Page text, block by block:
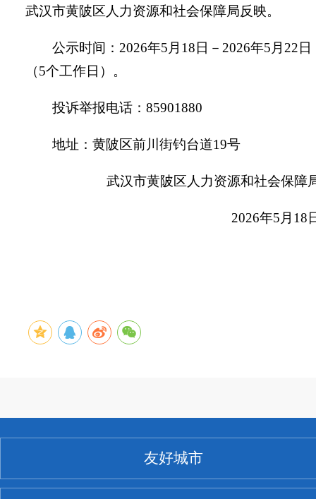
武汉市黄陂区人力资源和社会保障局反映。
公示时间：2026年5月18日－2026年5月22日
（5个工作日）。
投诉举报电话：85901880
地址：黄陂区前川街钓台道19号
武汉市黄陂区人力资源和社会保障
2026年5月18
友好城市